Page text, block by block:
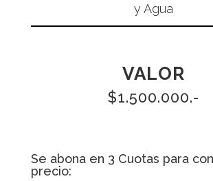
y Agua
VALOR
$1.500.000.-
Se abona en 3 Cuotas para
precio: